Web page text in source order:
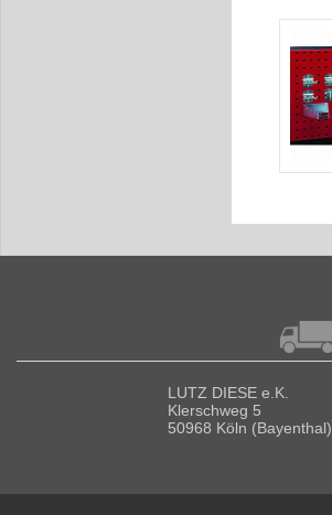
LUTZ DIESE e.K.
Klerschweg 5
50968 Köln (Bayenthal)